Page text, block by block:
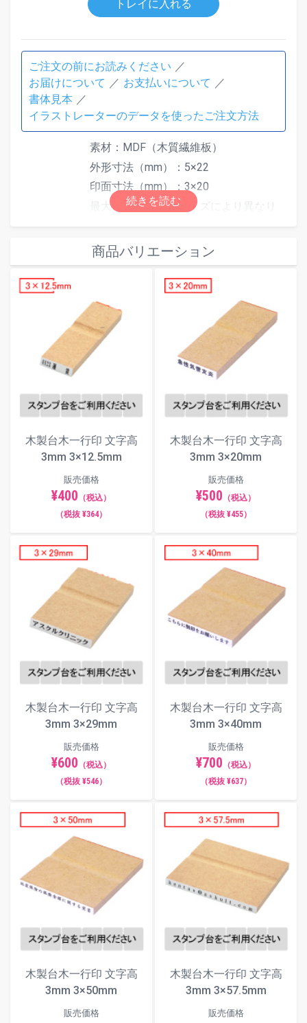
トレイに入れる
ご注文の前にお読みください
お届けについて
お支払いについて
書体見本
イラストレーターのデータを使ったご注文方法
仕様
素材：MDF（木質繊維板）
外形寸法（mm）：5×22
印面寸法（mm）：3×20
最大文字数は印面サイズにより異なり
文字数またはサイズを調整してくださ
別途スタンプ台をご使用ください。ス
タンプ台は
からご注文いただけ
ます。
※ゴム印の特性上、余白にインクが付
着しますと押印時にインクが写りこん
でしまう可能性がございますので予め
ご承知おきください。
角ゴシック体
一行印 印面サイズ一覧（木製台木
／単位：mm）
各印面サイズのボタンを押すと、当該サイズのページ
へ移動します。
商品バリエーション
木製台木一行印 文字高
3mm 3×12.5mm
販売価格
¥400 （税込）
（税抜 ¥364）
木製台木一行印 文字高
3mm 3×20mm
販売価格
¥500 （税込）
（税抜 ¥455）
木製台木一行印 文字高
3mm 3×29mm
販売価格
¥600 （税込）
（税抜 ¥546）
木製台木一行印 文字高
3mm 3×40mm
販売価格
¥700 （税込）
（税抜 ¥637）
木製台木一行印 文字高
3mm 3×50mm
販売価格
木製台木一行印 文字高
3mm 3×57.5mm
販売価格